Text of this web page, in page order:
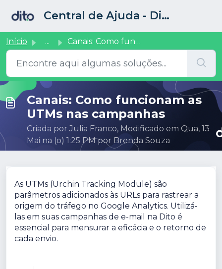
Central de Ajuda - Dito CRM
Início ... Canais: Como funcionam as UTMs nas campanhas
Canais: Como funcionam as
UTMs nas campanhas
Criada por Julia Franco, Modificado em Qua, 13
Mai na (o) 1:25 PM por Brenda Souza
As UTMs (Urchin Tracking Module) são
parâmetros adicionados às URLs para rastrear a
origem do tráfego no Google Analytics. Utilizá-
las em suas campanhas de e-mail na Dito é
essencial para mensurar a eficácia e o retorno de
cada envio.